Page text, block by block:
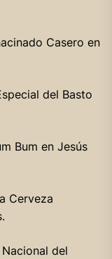
Casero en
del Basto
Bum en Jesús
Cerveza
del